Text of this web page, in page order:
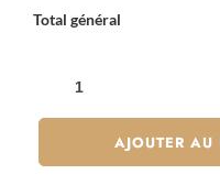
Total général
ROLLS
AJOUTER AU